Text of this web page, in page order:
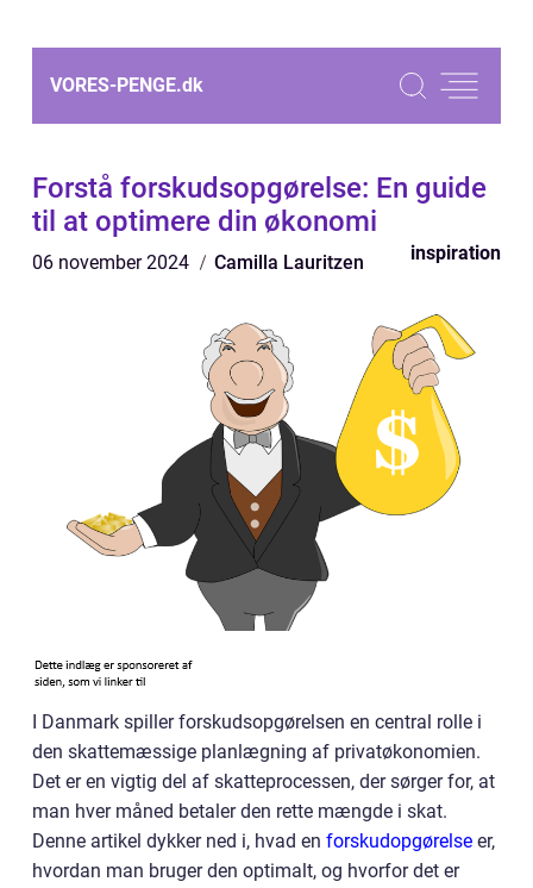
VORES-PENGE.dk
Forstå forskudsopgørelse: En guide
til at optimere din økonomi
06 november 2024 Camilla Lauritzen inspiration
I Danmark spiller forskudsopgørelsen en central rolle i
den skattemæssige planlægning af privatøkonomien.
Det er en vigtig del af skatteprocessen, der sørger for, at
man hver måned betaler den rette mængde i skat.
Denne artikel dykker ned i, hvad en forskudopgørelse er,
hvordan man bruger den optimalt, og hvorfor det er